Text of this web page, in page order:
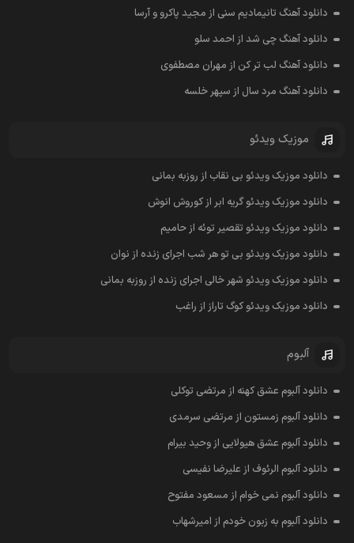
دانلود آهنگ تانیمادیم سنی از مجید پاکرو و آرسا
دانلود آهنگ چی شد از احمد سلو
دانلود آهنگ لب تر کن از مهران مصطفوی
دانلود آهنگ مرد سال از سپهر خلسه
موزیک ویدئو
دانلود موزیک ویدئو بی نقاب از روزبه بمانی
دانلود موزیک ویدئو گریه ابر از کوروش انوش
دانلود موزیک ویدئو تقصیر توئه از حامیم
دانلود موزیک ویدئو بی تو هر شب اجرای زنده از نوان
دانلود موزیک ویدئو شهر خالی اجرای زنده از روزبه بمانی
دانلود موزیک ویدئو کوگ تاراز از راغب
آلبوم
دانلود آلبوم عشق کهنه از مرتضی توکلی
دانلود آلبوم زمستون از مرتضی سرمدی
دانلود آلبوم عشق هیولایی از وحید بیرام
دانلود آلبوم الرئوف از علیرضا نفیسی
دانلود آلبوم نمی خوام از مسعود مفتوح
دانلود آلبوم به زبون خودم از امیرشهاب